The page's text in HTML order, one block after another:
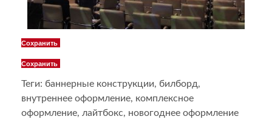
Сохранить
Сохранить
Теги: баннерные конструкции, билборд,
внутреннее оформление, комплексное
оформление, лайтбокс, новогоднее оформление